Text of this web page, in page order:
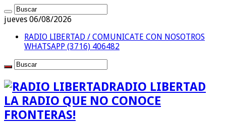
jueves 06/08/2026
RADIO LIBERTAD / COMUNICATE CON NOSOTROS
WHATSAPP (3716) 406482
RADIO LIBERTAD
LA RADIO QUE NO CONOCE
FRONTERAS!